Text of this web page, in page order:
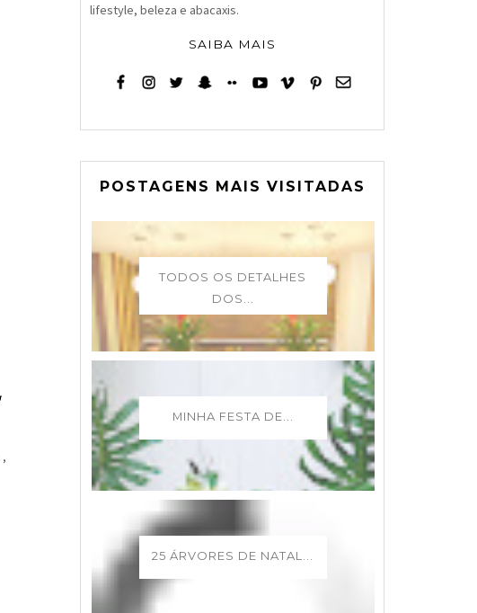
,
lifestyle, beleza e abacaxis.
SAIBA MAIS
POSTAGENS MAIS VISITADAS
TODOS OS DETALHES
DOS...
MINHA FESTA DE...
25 ÁRVORES DE NATAL...